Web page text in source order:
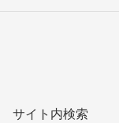
サイト内検索